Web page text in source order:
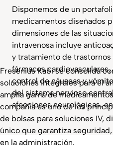
Disponemos de un
medicamentos diseñados
dimensiones de las
intravenosa incluye
y tratamiento de trastornos
fármacos
control de náuseas y
del sistema nervioso
afecciones neurológicas,
Fresenius Kabi se consolida
soluciones integrales para el
amplia gama de
compañía es uno de los
de bolsas para soluciones IV,
único que garantiza
en la administración.